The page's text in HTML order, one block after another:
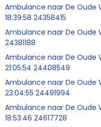
Ambulance naar De Oude
18:39:58 24358415
Ambulance naar De Oude
24381188
Ambulance naar De Oude
21:05:54 24408549
Ambulance naar De Oude
23:04:55 24491994
Ambulance naar De Oude
18:53:46 24617728